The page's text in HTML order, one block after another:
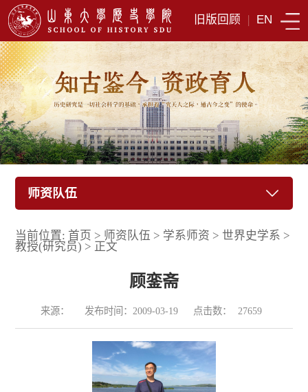
旧版回顾 | EN
师资队伍
当前位置: 首页 > 师资队伍 > 学系师资 >世界史学系 >
教授(研究员) > 正文
顾銮斋
来源： 发布时间：2009-03-19 点击数： 27659